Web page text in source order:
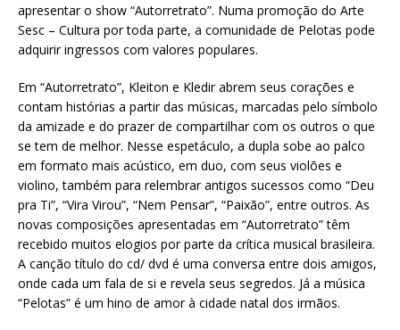
apresentar o show “Autorretrato”. Numa promoção do Arte
Sesc – Cultura por toda parte, a comunidade de Pelotas pode
adquirir ingressos com valores populares.
Em “Autorretrato”, Kleiton e Kledir abrem seus corações e
contam histórias a partir das músicas, marcadas pelo símbolo
da amizade e do prazer de compartilhar com os outros o que
se tem de melhor. Nesse espetáculo, a dupla sobe ao palco
em formato mais acústico, em duo, com seus violões e
violino, também para relembrar antigos sucessos como “Deu
pra Ti”, “Vira Virou”, “Nem Pensar”, “Paixão”, entre outros. As
novas composições apresentadas em “Autorretrato” têm
recebido muitos elogios por parte da crítica musical brasileira.
A canção título do cd/ dvd é uma conversa entre dois amigos,
onde cada um fala de si e revela seus segredos. Já a música
“Pelotas” é um hino de amor à cidade natal dos irmãos.